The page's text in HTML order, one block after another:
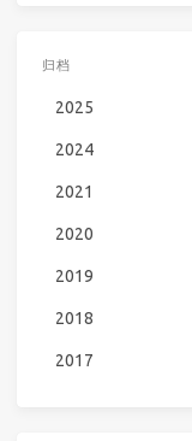
归档
2025
2024
2021
2020
2019
2018
2017